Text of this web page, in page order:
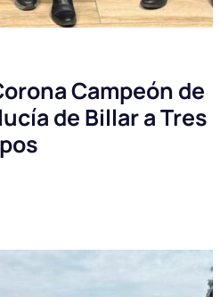
Campeón de
de Billar a Tres